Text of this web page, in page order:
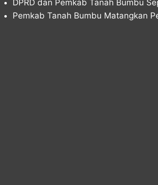
DPRD dan Pemkab Tanah Bumbu
Pemkab Tanah Bumbu Matangkan